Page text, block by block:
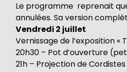
Le programme reprenait
annulées. Sa version
Vendredi 2 juillet
Vernissage de l’exposition
20h30 – Pot d’ouverture
21h – Projection de